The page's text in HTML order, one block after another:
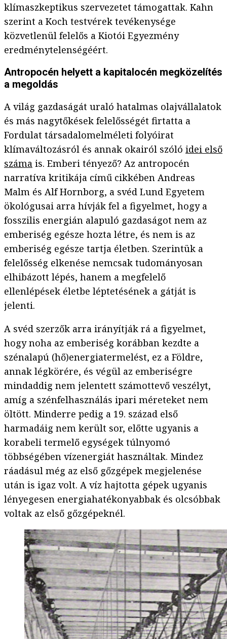
klímaszkeptikus szervezetet támogattak. Kahn
szerint a Koch testvérek tevékenysége
közvetlenül felelős a Kiotói Egyezmény
eredménytelenségéért.
Antropocén helyett a kapitalocén megközelítés
a megoldás
A világ gazdaságát uraló hatalmas olajvállalatok
és más nagytőkések felelősségét firtatta a
Fordulat társadalomelméleti folyóirat
klímaváltozásról és annak okairól szóló idei első
száma is. Emberi tényező? Az antropocén
narratíva kritikája című cikkében Andreas
Malm és Alf Hornborg, a svéd Lund Egyetem
ökológusai arra hívják fel a figyelmet, hogy a
fosszilis energián alapuló gazdaságot nem az
emberiség egésze hozta létre, és nem is az
emberiség egésze tartja életben. Szerintük a
felelősség elkenése nemcsak tudományosan
elhibázott lépés, hanem a megfelelő
ellenlépések életbe léptetésének a gátját is
jelenti.
A svéd szerzők arra irányítják rá a figyelmet,
hogy noha az emberiség korábban kezdte a
szénalapú (hő)energiatermelést, ez a Földre,
annak légkörére, és végül az emberiségre
mindaddig nem jelentett számottevő veszélyt,
amíg a szénfelhasználás ipari méreteket nem
öltött. Minderre pedig a 19. század első
harmadáig nem került sor, előtte ugyanis a
korabeli termelő egységek túlnyomó
többségében vízenergiát használtak. Mindez
ráadásul még az első gőzgépek megjelenése
után is igaz volt. A víz hajtotta gépek ugyanis
lényegesen energiahatékonyabbak és olcsóbbak
voltak az első gőzgépeknél.